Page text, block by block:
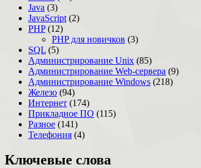
Java (3)
JavaScript (2)
PHP(12)
PHP для новичков (3)
SQL (5)
Администрирование Unix (85)
Администрирование Web-сервера (9)
Администрирование Windows (218)
Железо (94)
Интернет (174)
Прикладное ПО (115)
Разное (141)
Телефония (4)
Ключевые слова